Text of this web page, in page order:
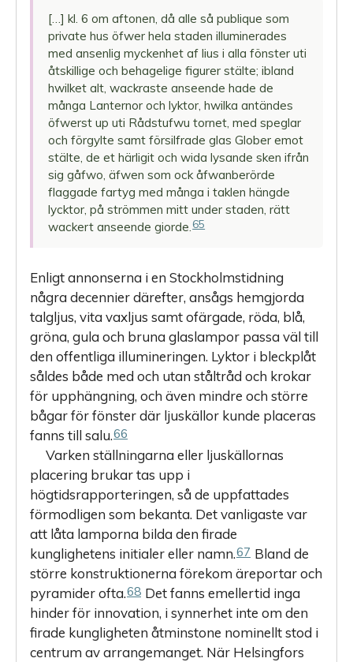
[…] kl. 6 om aftonen, då alle så publique som
private hus öfwer hela staden illuminerades
med ansenlig myckenhet af lius i alla fönster uti
åtskillige och behagelige figurer stälte; ibland
hwilket alt, wackraste anseende hade de
många Lanternor och lyktor, hwilka antändes
öfwerst up uti Rådstufwu tornet, med speglar
och förgylte samt försilfrade glas Glober emot
stälte, de et härligit och wida lysande sken ifrån
sig gåfwo, äfwen som ock åfwanberörde
flaggade fartyg med många i taklen hängde
lycktor, på strömmen mitt under staden, rätt
wackert anseende giorde. 65
Enligt annonserna i en Stockholmstidning
några decennier därefter, ansågs hemgjorda
talgljus, vita vaxljus samt ofärgade, röda, blå,
gröna, gula och bruna glaslampor passa väl till
den offentliga illumineringen. Lyktor i bleckplåt
såldes både med och utan ståltråd och krokar
för upphängning, och även mindre och större
bågar för fönster där ljuskällor kunde placeras
fanns till salu.66
Varken ställningarna eller ljuskällornas
placering brukar tas upp i
högtidsrapporteringen, så de uppfattades
förmodligen som bekanta. Det vanligaste var
att låta lamporna bilda den firade
kunglighetens initialer eller namn.67 Bland de
större konstruktionerna förekom äreportar och
pyramider ofta.68 Det fanns emellertid inga
hinder för innovation, i synnerhet inte om den
firade kungligheten åtminstone nominellt stod i
centrum av arrangemanget. När Helsingfors